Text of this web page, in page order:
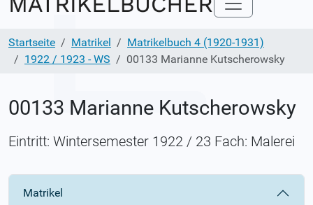
Startseite Matrikel
Matrikelbuch 4 (1920-1931)
1922 / 1923 - WS
00133 Marianne Kutscherowsky
00133 Marianne Kutscherowsky
Eintritt: Wintersemester 1922 / 23 Fach: Malerei
Matrikel